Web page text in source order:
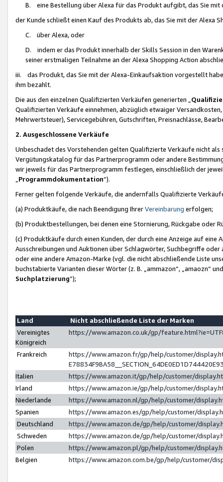
B. eine Bestellung über Alexa für das Produkt aufgibt, das Sie mit
der Kunde schließt einen Kauf des Produkts ab, das Sie mit der Alexa
C. über Alexa, oder
D. indem er das Produkt innerhalb der Skills Session in den
seiner erstmaligen Teilnahme an der Alexa Shopping Action
iii. das Produkt, das Sie mit der Alexa-Einkaufsaktion vorgestellt
ihm bezahlt.
Die aus den einzelnen Qualifizierten Verkäufen generierten „
Qualifizierten Verkäufe einnehmen, abzüglich etwaiger
Mehrwertsteuer), Servicegebühren, Gutschriften, Preisnachlässe,
2. Ausgeschlossene Verkäufe
Unbeschadet des Vorstehenden gelten Qualifizierte Verkäufe nicht
Vergütungskatalog für das Partnerprogramm oder andere
wir jeweils für das Partnerprogramm festlegen, einschließlich der
Programmdokumentation“).
Ferner gelten folgende Verkäufe, die andernfalls Qualifizierte
(a) Produktkäufe, die nach Beendigung IhrerVereinbarung erfolgen;
(b) Produktbestellungen, bei denen eine Stornierung, Rückgabe oder
(c) Produktkäufe durch einen Kunden, der durch eine Anzeige auf
Ausschreibungen und Auktionen über Schlagwörter, Suchbegriffe
oder eine andere Amazon-Marke (vgl. die nicht abschließende Liste
buchstabierte Varianten dieser Wörter (z. B. „ammazon“, „amaozn“
Suchplatzierung”);
Land
Nicht abschließende Liste der Marken
Vereinigtes
Königreich
https://www.amazon.co.uk/gp/
Frankreich
https://www.amazon.fr/gp/help/customer/
Italien
https://www.amazon.it/gp/help/customer/
Irland
https://www.amazon.ie/gp/help/customer/
Niederlande
https://www.amazon.nl/gp/help/customer/
Spanien
https://www.amazon.es/gp/help/customer/
Deutschland
https://www.amazon.de/gp/help/customer/
Schweden
https://www.amazon.de/gp/help/customer/
Polen
https://www.amazon.pl/gp/help/customer/
Belgien
https://www.amazon.com.be/gp/help/customer/